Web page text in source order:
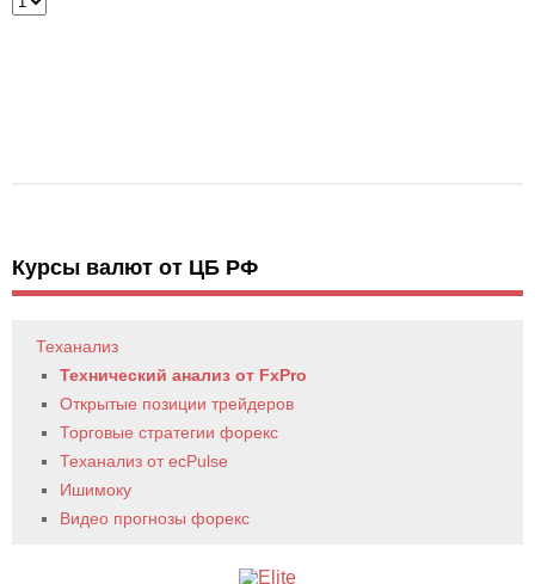
Курсы валют от ЦБ РФ
Теханализ
Технический анализ от FxPro
Открытые позиции трейдеров
Торговые стратегии форекс
Теханализ от ecPulse
Ишимоку
Видео прогнозы форекс